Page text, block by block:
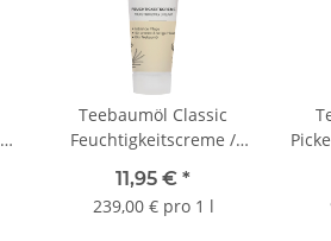
Teebaumöl Classic
Feuchtigkeitscreme /
ml
11,95 € *
239,00 € pro 1 l